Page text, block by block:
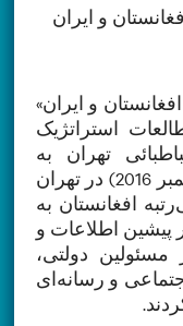
و ایران
و ایران»
استراتژیک
تهران به
روزهای 14-15 قوس ۱۳۹۵ (4-5 دسمبر 2016) در تهران
افغانستان به
پیشین اطلاعات و
دولتی،
و رسانه‌ای